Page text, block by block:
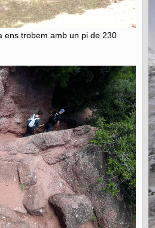
ens trobem amb un pi de 230